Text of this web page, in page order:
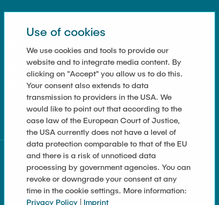
LINKS
Imprint
Kontakt
Cookie Settings
Datenschutz
Use of cookies
We use cookies and tools to provide our
website and to integrate media content. By
clicking on "Accept" you allow us to do this.
Your consent also extends to data
transmission to providers in the USA. We
would like to point out that according to the
case law of the European Court of Justice,
the USA currently does not have a level of
data protection comparable to that of the EU
and there is a risk of unnoticed data
processing by government agencies. You can
revoke or downgrade your consent at any
time in the cookie settings. More information:
Privacy Policy | Imprint